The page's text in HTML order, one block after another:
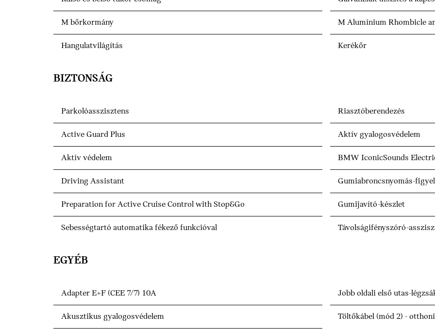
M bőrkormány
Hangulatvilágítás
M Alumínium Rhombicle
Kerékőr
BIZTONSÁG
Parkolóasszisztens
Active Guard Plus
Aktív védelem
Driving Assistant
Preparation for Active Cruise Control with Stop&Go
Sebességtartó automatika fékező funkcióval
Riasztóberendezés
Aktív gyalogosvédelem
BMW IconicSounds
Gumiabroncsnyomás-
Gumijavító-készlet
Távolságifényszóró-
EGYÉB
Adapter E+F (CEE 7/7) 10A
Akusztikus gyalogosvédelem
Jobb oldali első utas-
Töltőkábel (mód 2) -